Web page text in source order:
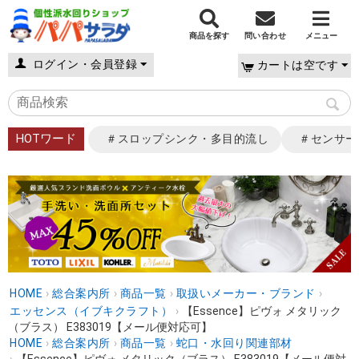
商品を探す 問い合わせ メニュー
ログイン・会員登録 カートは空です
HOTワード ＃スロップシンク・多目的流し ＃センサ
HOME › 総合案内所 › 商品一覧 › 取扱いメーカー・ブランド ›
エッセンス（イブキクラフト）
›
【Essence】ピヴォ メタリック
（ブラス） E383019【メール便対応可】
HOME › 総合案内所 › 商品一覧 › 蛇口・水回り関連部材